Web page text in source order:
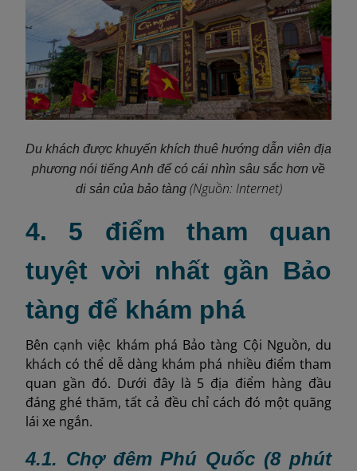
Du khách được khuyến khích thuê hướng dẫn viên địa
phương nói tiếng Anh để có cái nhìn sâu sắc hơn về
di sản của bảo tàng (Nguồn: Internet)
4. 5 điểm tham quan
tuyệt vời nhất gần Bảo
tàng để khám phá
Bên cạnh việc khám phá Bảo tàng Cội Nguồn, du
khách có thể dễ dàng khám phá nhiều điểm tham
quan gần đó. Dưới đây là 5 địa điểm hàng đầu
đáng ghé thăm, tất cả đều chỉ cách đó một quãng
lái xe ngắn.
4.1. Chợ đêm Phú Quốc (8 phút